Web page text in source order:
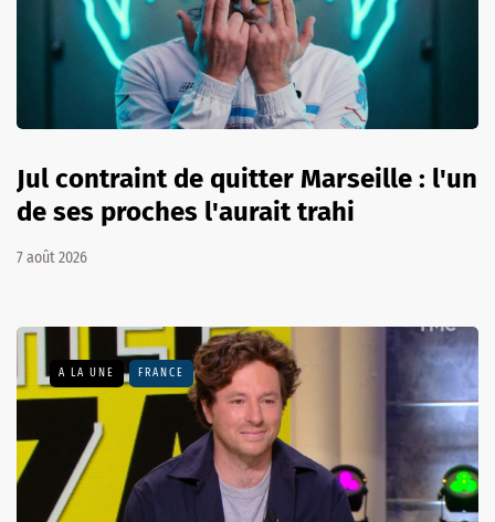
Jul contraint de quitter Marseille : l'un
de ses proches l'aurait trahi
7 août 2026
A LA UNE FRANCE